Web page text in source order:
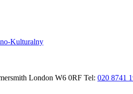
London W6 0RF Tel: 020 8741